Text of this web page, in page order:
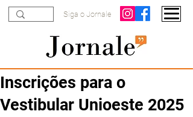
Siga o Jornale
Inscrições para o
Vestibular Unioeste 2025